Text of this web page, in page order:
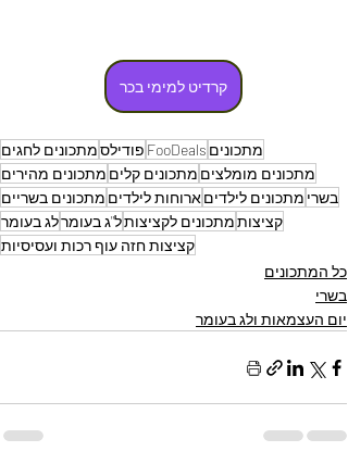
קרדיט למימי בכר
מתכונים FooDeals פודילסמתכונים לחגים
מתכונים מומלצים מתכונים קלים מתכונים מהירים
בשרי מתכונים לילדיםארוחות לילדים מתכונים בשריים
קציצותמתכונים לקציצותל"ג בעומרלג בעומר
קציצות חזה עוף רכות ועסיסיות
כל המתכונים
בשרי
יום העצמאות ולג בעומר